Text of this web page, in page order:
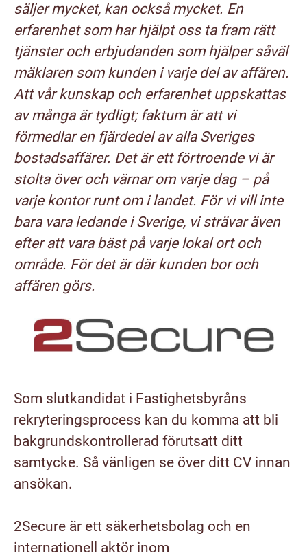
säljer mycket, kan också mycket. En
erfarenhet som har hjälpt oss ta fram rätt
tjänster och erbjudanden som hjälper såväl
mäklaren som kunden i varje del av affären.
Att vår kunskap och erfarenhet uppskattas
av många är tydligt; faktum är att vi
förmedlar en fjärdedel av alla Sveriges
bostadsaffärer. Det är ett förtroende vi är
stolta över och värnar om varje dag – på
varje kontor runt om i landet. För vi vill inte
bara vara ledande i Sverige, vi strävar även
efter att vara bäst på varje lokal ort och
område. För det är där kunden bor och
affären görs.
Som slutkandidat i Fastighetsbyråns
rekryteringsprocess kan du komma att bli
bakgrundskontrollerad förutsatt ditt
samtycke. Så vänligen se över ditt CV innan
ansökan.
2Secure är ett säkerhetsbolag och en
internationell aktör inom